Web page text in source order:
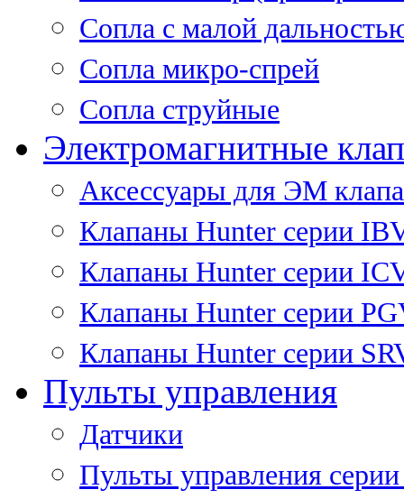
Сопла с малой
Сопла микро-спрей
Сопла струйные
Электромагнитные
Аксессуары для ЭМ
Клапаны Hunter серии
Клапаны Hunter серии
Клапаны Hunter серии
Клапаны Hunter серии
Пульты управления
Датчики
Пульты управления